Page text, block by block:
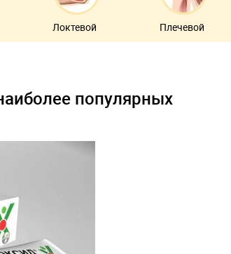
Локтевой Плечевой
популярных